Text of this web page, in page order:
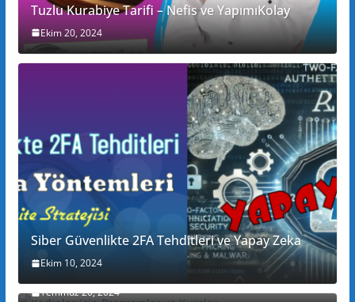
Tuzlu Kurabiye Tarifi – Nefis ve YapımıKolay
Ekim 20, 2024
Siber Güvenlikte 2FA Tehditleri ve Yapay Zeka
Ekim 10, 2024
Kadınlar için Programlar ve Kurslar
Temmuz 20, 2024